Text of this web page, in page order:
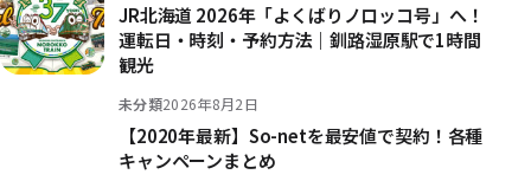
JR北海道 2026年「よくばりノロッコ号」へ！
運転日・時刻・予約方法｜釧路湿原駅で1時間
観光
未分類2026年8月2日
【2020年最新】So-netを最安値で契約！各種
キャンペーンまとめ